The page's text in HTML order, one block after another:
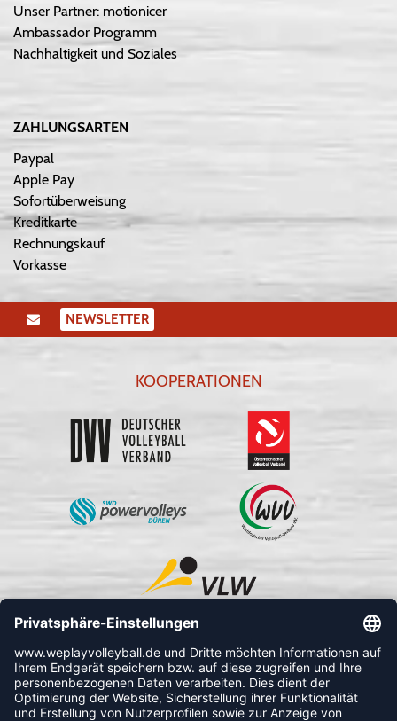
Unser Partner: motionicer
Ambassador Programm
Nachhaltigkeit und Soziales
ZAHLUNGSARTEN
Paypal
Apple Pay
Sofortüberweisung
Kreditkarte
Rechnungskauf
Vorkasse
NEWSLETTER
KOOPERATIONEN
FOLLOW US